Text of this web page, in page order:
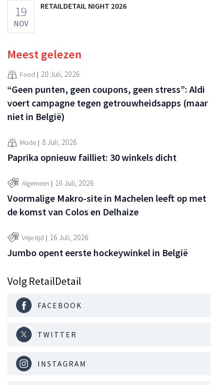
19
NOV
RETAILDETAIL NIGHT 2026
Meest gelezen
Food 20 Juli, 2026
“Geen punten, geen coupons, geen stress”: Aldi
voert campagne tegen getrouwheidsapps (maar
niet in België)
Mode 8 Juli, 2026
Paprika opnieuw failliet: 30 winkels dicht
Algemeen 16 Juli, 2026
Voormalige Makro-site in Machelen leeft op met
de komst van Colos en Delhaize
Vrije tijd 16 Juli, 2026
Jumbo opent eerste hockeywinkel in België
Volg RetailDetail
FACEBOOK
TWITTER
INSTAGRAM